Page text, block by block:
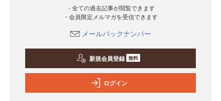
・全ての過去記事が閲覧できます
・会員限定メルマガを受信できます
メールバックナンバー
新規会員登録 無料
ログイン